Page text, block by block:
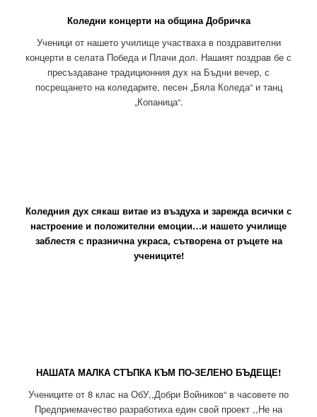
Коледни концерти на община Добричка
Ученици от нашето училище участваха в поздравителни
концерти в селата Победа и Плачи дол. Нашият поздрав бе с
пресъздаване традиционния дух на Бъдни вечер, с
посрещането на коледарите, песен „Бяла Коледа“ и танц
„Копаница“.
Коледния дух сякаш витае из въздуха и зарежда всички с
настроение и положителни емоции…и нашето училище
заблестя с празнична украса, сътворена от ръцете на
учениците!
НАШАТА МАЛКА СТЪПКА КЪМ ПО-ЗЕЛЕНО БЪДЕЩЕ!
Учениците от 8 клас на ОбУ,,Добри Войников“ в часовете по
Предприемачество разработиха един свой проект ,,Не на